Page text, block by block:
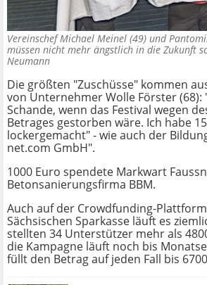
Vereinschef Michael Meinel (49) und
müssen nicht mehr ängstlich in die Zukunft
Neumann
Die größten "Zuschüsse" kommen
von Unternehmer Wolle Förster (68):
Schande, wenn das Festival wegen
Betrages gestorben wäre. Ich habe
lockergemacht" - wie auch der
net.com GmbH".
1000 Euro spendete Markwart
Betonsanierungsfirma BBM.
Auch auf der Crowdfunding-
Sächsischen Sparkasse läuft es
stellten 34 Unterstützer mehr als
die Kampagne läuft noch bis
füllt den Betrag auf jeden Fall bis